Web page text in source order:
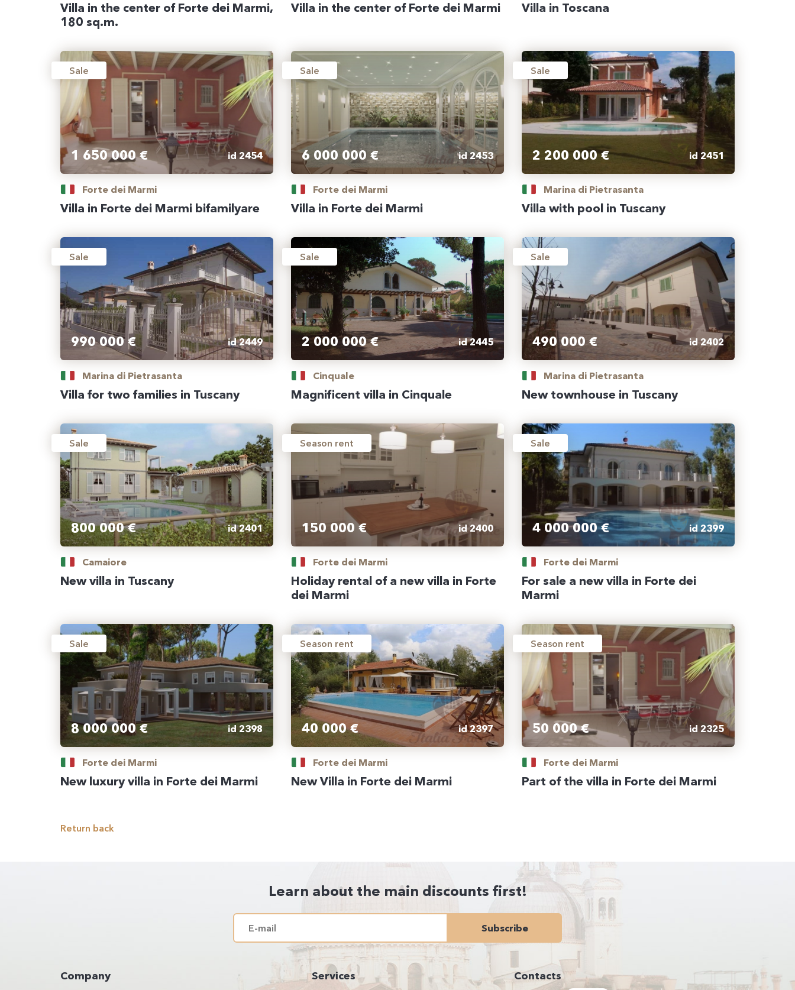
Villa in the center of Forte dei Marmi,
180 sq.m.
Villa in the center of Forte dei Marmi Villa in Toscana
Sale
1 650 000 € id 2454
Forte dei Marmi
Villa in Forte dei Marmi bifamilyare
Sale
6 000 000 € id 2453
Forte dei Marmi
Villa in Forte dei Marmi
Sale
2 200 000 € id 2451
Marina di Pietrasanta
Villa with pool in Tuscany
Sale
990 000 € id 2449
Marina di Pietrasanta
Villa for two families in Tuscany
Sale
2 000 000 € id 2445
Cinquale
Magnificent villa in Cinquale
Sale
490 000 € id 2402
Marina di Pietrasanta
New townhouse in Tuscany
Sale
800 000 € id 2401
Camaiore
New villa in Tuscany
Season rent
150 000 € id 2400
Forte dei Marmi
Holiday rental of a new villa in Forte
dei Marmi
Sale
4 000 000 € id 2399
Forte dei Marmi
For sale a new villa in Forte dei
Marmi
Sale
8 000 000 € id 2398
Forte dei Marmi
New luxury villa in Forte dei Marmi
Season rent
40 000 € id 2397
Forte dei Marmi
New Villa in Forte dei Marmi
Season rent
50 000 € id 2325
Forte dei Marmi
Part of the villa in Forte dei Marmi
Return back
Learn about the main discounts first!
Subscribe
Company Services Contacts